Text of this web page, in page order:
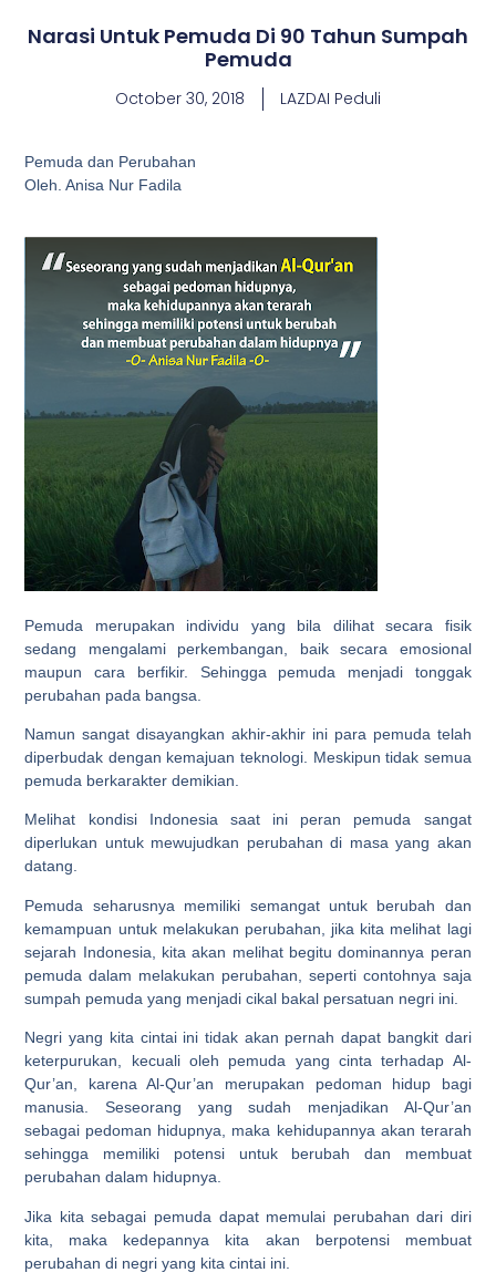
Narasi Untuk Pemuda Di 90 Tahun Sumpah
Pemuda
October 30, 2018 LAZDAI Peduli
Pemuda dan Perubahan
Oleh. Anisa Nur Fadila
Pemuda merupakan individu yang bila dilihat secara fisik
sedang mengalami perkembangan, baik secara emosional
maupun cara berfikir. Sehingga pemuda menjadi tonggak
perubahan pada bangsa.
Namun sangat disayangkan akhir-akhir ini para pemuda telah
diperbudak dengan kemajuan teknologi. Meskipun tidak semua
pemuda berkarakter demikian.
Melihat kondisi Indonesia saat ini peran pemuda sangat
diperlukan untuk mewujudkan perubahan di masa yang akan
datang.
Pemuda seharusnya memiliki semangat untuk berubah dan
kemampuan untuk melakukan perubahan, jika kita melihat lagi
sejarah Indonesia, kita akan melihat begitu dominannya peran
pemuda dalam melakukan perubahan, seperti contohnya saja
sumpah pemuda yang menjadi cikal bakal persatuan negri ini.
Negri yang kita cintai ini tidak akan pernah dapat bangkit dari
keterpurukan, kecuali oleh pemuda yang cinta terhadap Al-
Qur’an, karena Al-Qur’an merupakan pedoman hidup bagi
manusia. Seseorang yang sudah menjadikan Al-Qur’an
sebagai pedoman hidupnya, maka kehidupannya akan terarah
sehingga memiliki potensi untuk berubah dan membuat
perubahan dalam hidupnya.
Jika kita sebagai pemuda dapat memulai perubahan dari diri
kita, maka kedepannya kita akan berpotensi membuat
perubahan di negri yang kita cintai ini.